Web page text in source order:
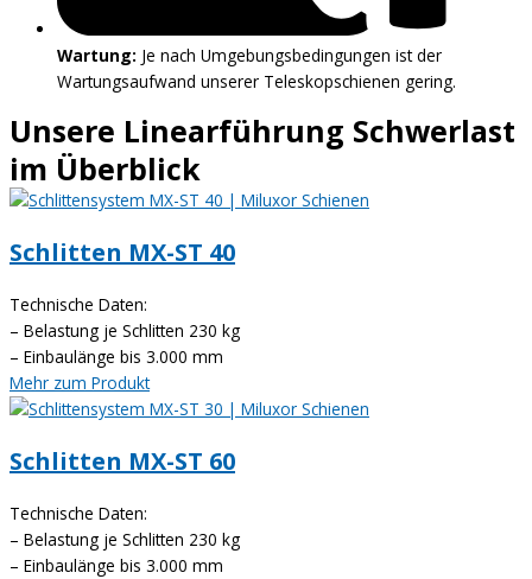
Wartung: Je nach Umgebungsbedingungen ist der
Wartungsaufwand unserer Teleskopschienen gering.
Unsere Linearführung Schwerlast
im Überblick
Schlitten MX-ST 40
Technische Daten:
– Belastung je Schlitten 230 kg
– Einbaulänge bis 3.000 mm
Mehr zum Produkt
Schlitten MX-ST 60
Technische Daten:
– Belastung je Schlitten 230 kg
– Einbaulänge bis 3.000 mm